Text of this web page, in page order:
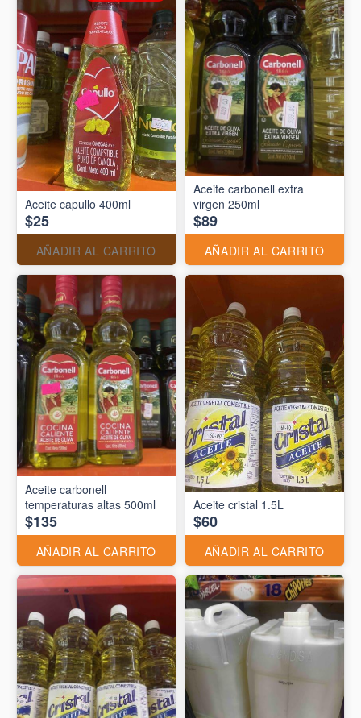
Aceite capullo 400ml
$25
AÑADIR AL CARRITO
Aceite carbonell extra
virgen 250ml
$89
AÑADIR AL CARRITO
Aceite carbonell
temperaturas altas 500ml
$135
AÑADIR AL CARRITO
Aceite cristal 1.5L
$60
AÑADIR AL CARRITO